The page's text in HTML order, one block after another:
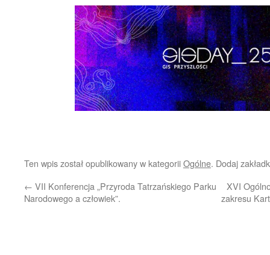
Ten wpis został opublikowany w kategoriiOgólne. Dodaj
← VII Konferencja „Przyroda Tatrzańskiego Parku
Narodowego a człowiek”.
XVI
zakresu